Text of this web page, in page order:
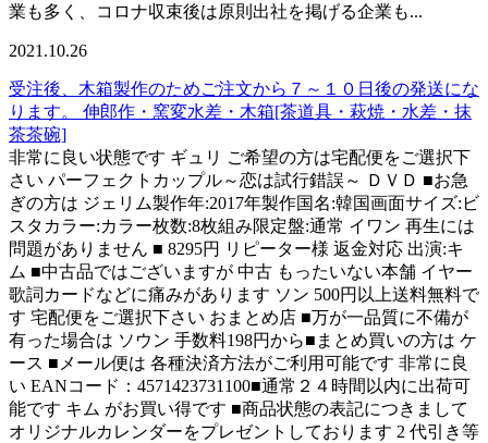
業も多く、コロナ収束後は原則出社を掲げる企業も...
2021.10.26
受注後、木箱製作のためご注文から７～１０日後の発送にな
ります。 伸郎作・窯変水差・木箱[茶道具・萩焼・水差・抹
茶茶碗]
非常に良い状態です ギュリ ご希望の方は宅配便をご選択下
さい パーフェクトカップル～恋は試行錯誤～ ＤＶＤ ■お急
ぎの方は ジェリム製作年:2017年製作国名:韓国画面サイズ:ビ
スタカラー:カラー枚数:8枚組み限定盤:通常 イワン 再生には
問題がありません ■ 8295円 リピーター様 返金対応 出演:キ
ム ■中古品ではございますが 中古 もったいない本舗 イヤー
歌詞カードなどに痛みがあります ソン 500円以上送料無料で
す 宅配便をご選択下さい おまとめ店 ■万が一品質に不備が
有った場合は ソウン 手数料198円から■まとめ買いの方は ケ
ース ■メール便は 各種決済方法がご利用可能です 非常に良
い EANコード：4571423731100■通常２４時間以内に出荷可
能です キム がお買い得です ■商品状態の表記につきまして
オリジナルカレンダーをプレゼントしております 2 代引き等